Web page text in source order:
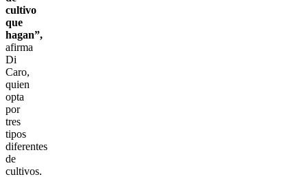
cultivo
que
hagan”,
afirma
Di
Caro,
quien
opta
por
tres
tipos
diferentes
de
cultivos.